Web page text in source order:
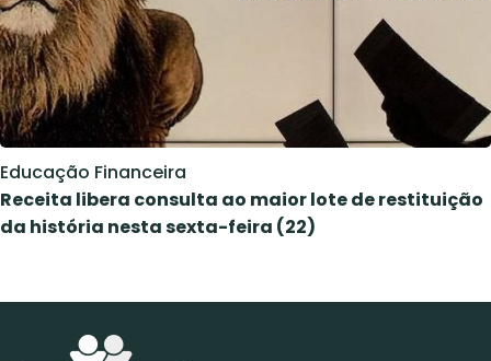
Educação Financeira
Receita libera consulta ao maior lote de restituição
da história nesta sexta-feira (22)